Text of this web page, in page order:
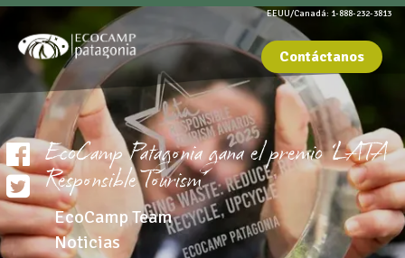
EEUU/Canadá: 1-888-232-3813
Contáctanos
EcoCamp Patagonia gana el premio ‘LATA
Responsible Tourism’
EcoCamp Team
Noticias